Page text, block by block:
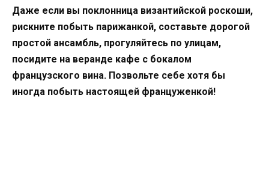
Даже если вы поклонница византийской роскоши,
рискните побыть парижанкой, составьте дорогой
простой ансамбль, прогуляйтесь по улицам,
посидите на веранде кафе с бокалом
французского вина. Позвольте себе хотя бы
иногда побыть настоящей француженкой!